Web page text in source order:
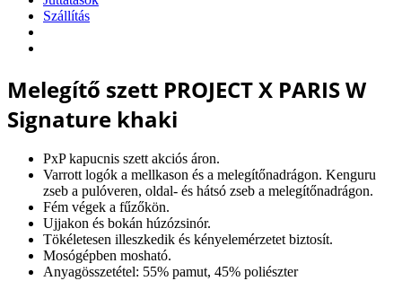
Szállítás
Melegítő szett PROJECT X PARIS W
Signature khaki
PxP kapucnis szett akciós áron.
Varrott logók a mellkason és a melegítőnadrágon. Kenguru
zseb a pulóveren, oldal- és hátsó zseb a melegítőnadrágon.
Fém végek a fűzőkön.
Ujjakon és bokán húzózsinór.
Tökéletesen illeszkedik és kényelemérzetet biztosít.
Mosógépben mosható.
Anyagösszetétel: 55% pamut, 45% poliészter